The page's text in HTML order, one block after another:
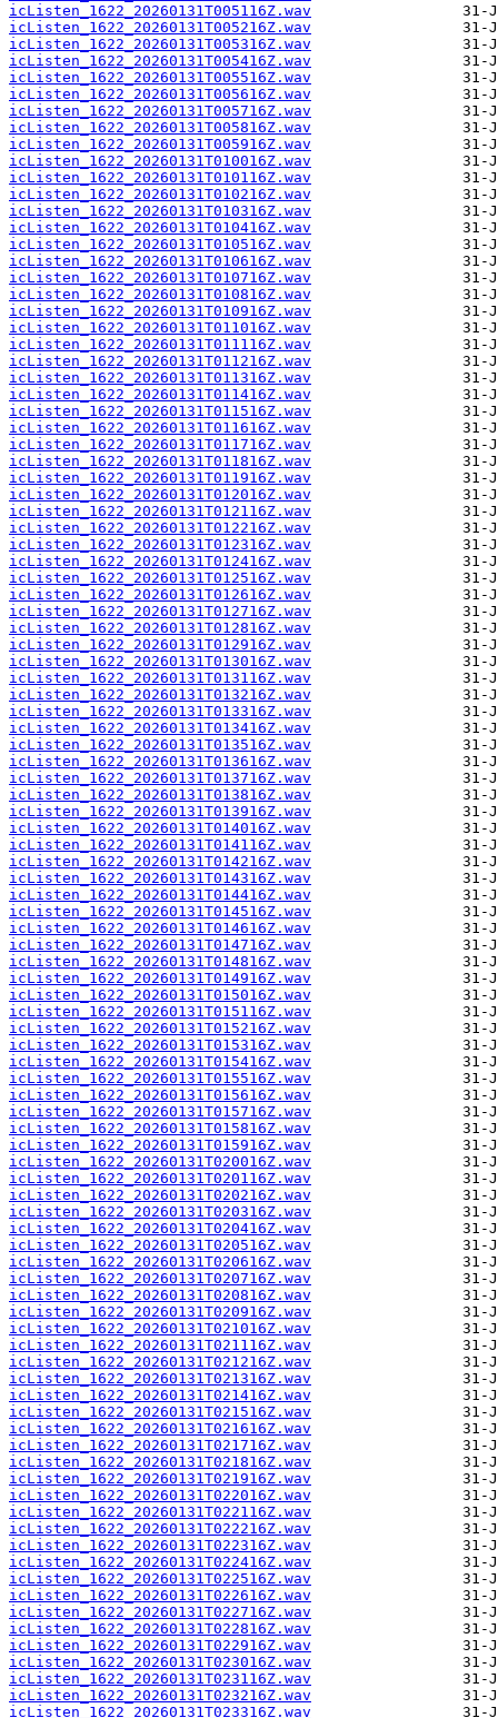
icListen_1622_20260131T005116Z.wav
icListen_1622_20260131T005216Z.wav
icListen_1622_20260131T005316Z.wav
icListen_1622_20260131T005416Z.wav
icListen_1622_20260131T005516Z.wav
icListen_1622_20260131T005616Z.wav
icListen_1622_20260131T005716Z.wav
icListen_1622_20260131T005816Z.wav
icListen_1622_20260131T005916Z.wav
icListen_1622_20260131T010016Z.wav
icListen_1622_20260131T010116Z.wav
icListen_1622_20260131T010216Z.wav
icListen_1622_20260131T010316Z.wav
icListen_1622_20260131T010416Z.wav
icListen_1622_20260131T010516Z.wav
icListen_1622_20260131T010616Z.wav
icListen_1622_20260131T010716Z.wav
icListen_1622_20260131T010816Z.wav
icListen_1622_20260131T010916Z.wav
icListen_1622_20260131T011016Z.wav
icListen_1622_20260131T011116Z.wav
icListen_1622_20260131T011216Z.wav
icListen_1622_20260131T011316Z.wav
icListen_1622_20260131T011416Z.wav
icListen_1622_20260131T011516Z.wav
icListen_1622_20260131T011616Z.wav
icListen_1622_20260131T011716Z.wav
icListen_1622_20260131T011816Z.wav
icListen_1622_20260131T011916Z.wav
icListen_1622_20260131T012016Z.wav
icListen_1622_20260131T012116Z.wav
icListen_1622_20260131T012216Z.wav
icListen_1622_20260131T012316Z.wav
icListen_1622_20260131T012416Z.wav
icListen_1622_20260131T012516Z.wav
icListen_1622_20260131T012616Z.wav
icListen_1622_20260131T012716Z.wav
icListen_1622_20260131T012816Z.wav
icListen_1622_20260131T012916Z.wav
icListen_1622_20260131T013016Z.wav
icListen_1622_20260131T013116Z.wav
icListen_1622_20260131T013216Z.wav
icListen_1622_20260131T013316Z.wav
icListen_1622_20260131T013416Z.wav
icListen_1622_20260131T013516Z.wav
icListen_1622_20260131T013616Z.wav
icListen_1622_20260131T013716Z.wav
icListen_1622_20260131T013816Z.wav
icListen_1622_20260131T013916Z.wav
icListen_1622_20260131T014016Z.wav
icListen_1622_20260131T014116Z.wav
icListen_1622_20260131T014216Z.wav
icListen_1622_20260131T014316Z.wav
icListen_1622_20260131T014416Z.wav
icListen_1622_20260131T014516Z.wav
icListen_1622_20260131T014616Z.wav
icListen_1622_20260131T014716Z.wav
icListen_1622_20260131T014816Z.wav
icListen_1622_20260131T014916Z.wav
icListen_1622_20260131T015016Z.wav
icListen_1622_20260131T015116Z.wav
icListen_1622_20260131T015216Z.wav
icListen_1622_20260131T015316Z.wav
icListen_1622_20260131T015416Z.wav
icListen_1622_20260131T015516Z.wav
icListen_1622_20260131T015616Z.wav
icListen_1622_20260131T015716Z.wav
icListen_1622_20260131T015816Z.wav
icListen_1622_20260131T015916Z.wav
icListen_1622_20260131T020016Z.wav
icListen_1622_20260131T020116Z.wav
icListen_1622_20260131T020216Z.wav
icListen_1622_20260131T020316Z.wav
icListen_1622_20260131T020416Z.wav
icListen_1622_20260131T020516Z.wav
icListen_1622_20260131T020616Z.wav
icListen_1622_20260131T020716Z.wav
icListen_1622_20260131T020816Z.wav
icListen_1622_20260131T020916Z.wav
icListen_1622_20260131T021016Z.wav
icListen_1622_20260131T021116Z.wav
icListen_1622_20260131T021216Z.wav
icListen_1622_20260131T021316Z.wav
icListen_1622_20260131T021416Z.wav
icListen_1622_20260131T021516Z.wav
icListen_1622_20260131T021616Z.wav
icListen_1622_20260131T021716Z.wav
icListen_1622_20260131T021816Z.wav
icListen_1622_20260131T021916Z.wav
icListen_1622_20260131T022016Z.wav
icListen_1622_20260131T022116Z.wav
icListen_1622_20260131T022216Z.wav
icListen_1622_20260131T022316Z.wav
icListen_1622_20260131T022416Z.wav
icListen_1622_20260131T022516Z.wav
icListen_1622_20260131T022616Z.wav
icListen_1622_20260131T022716Z.wav
icListen_1622_20260131T022816Z.wav
icListen_1622_20260131T022916Z.wav
icListen_1622_20260131T023016Z.wav
icListen_1622_20260131T023116Z.wav
icListen_1622_20260131T023216Z.wav
icListen_1622_20260131T023316Z.wav